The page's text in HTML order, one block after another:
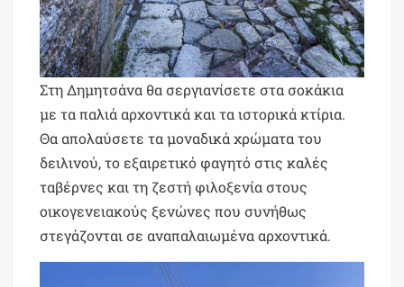
Στη Δημητσάνα θα σεργιανίσετε στα σοκάκια
με τα παλιά αρχοντικά και τα ιστορικά κτίρια.
Θα απολαύσετε τα μοναδικά χρώματα του
δειλινού, το εξαιρετικό φαγητό στις καλές
ταβέρνες και τη ζεστή φιλοξενία στους
οικογενειακούς ξενώνες που συνήθως
στεγάζονται σε αναπαλαιωμένα αρχοντικά.